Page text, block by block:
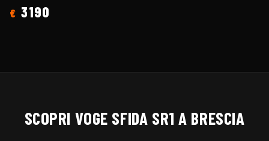
€ 3190
SCOPRI VOGE SFIDA SR1 A BRESCIA